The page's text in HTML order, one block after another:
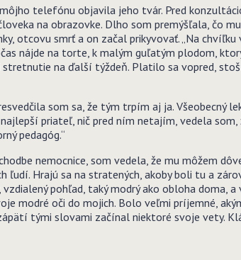
telefónu objavila jeho tvár. Pred
na obrazovke. Dlho som premýšľala, čo
otcovu smrť a on začal prikyvovať. „Na
nájde na torte, k malým guľatým plodom,
na ďalší týždeň. Platilo sa vopred,
som sa, že tým trpím aj ja. Všeobecný
priateľ, nič pred ním netajím, vedela som,
pedagóg.“
nemocnice, som vedela, že mu môžem
Hrajú sa na stratených, akoby boli tu a
pohľad, taký modrý ako obloha doma,
modré oči do mojich. Bolo veľmi príjemné,
tými slovami začínal niektoré svoje vety.